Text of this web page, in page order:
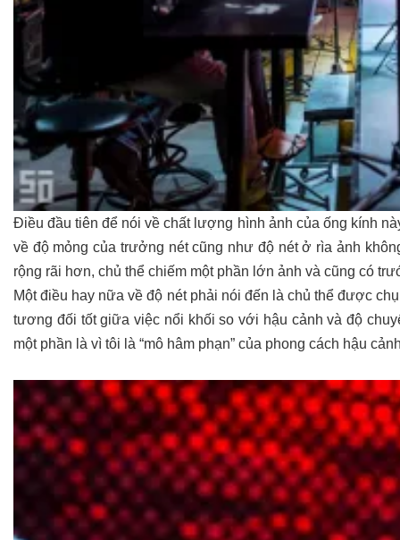
Điều đầu tiên để nói về chất lượng hình ảnh của ống kính
về độ mỏng của trưởng nét cũng như độ nét ở rìa ảnh
rộng rãi hơn, chủ thể chiếm một phần lớn ảnh và cũng có
Một điều hay nữa về độ nét phải nói đến là chủ thể được
tương đối tốt giữa việc nổi khối so với hậu cảnh và độ
một phần là vì tôi là “mô hâm phạn” của phong cách hậu